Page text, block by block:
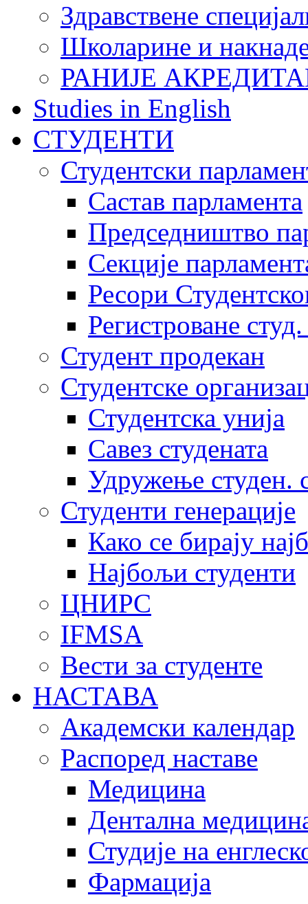
Здравствене
Школарине и
РАНИЈЕ
Studies in English
СТУДЕНТИ
Студентски
Састав парламента
Председништво
Секције
Ресори
Регистроване
Студент продекан
Студентске
Студентска унија
Савез студената
Удружење студен.
Студенти генерације
Како се бирају
Најбољи студенти
ЦНИРС
IFMSA
Вести за студенте
НАСТАВА
Академски календар
Распоред наставе
Медицина
Дентална
Студије на
Фармација